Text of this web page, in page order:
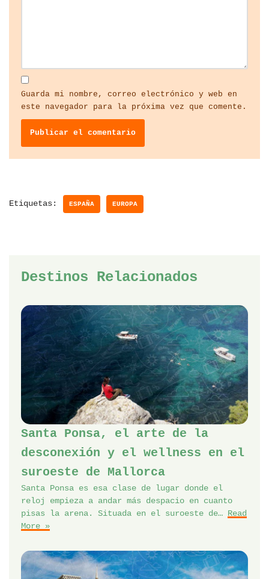
Guarda mi nombre, correo electrónico y web en
este navegador para la próxima vez que comente.
Etiquetas: ESPAÑA EUROPA
Destinos Relacionados
Santa Ponsa, el arte de la
desconexión y el wellness en el
suroeste de Mallorca
Santa Ponsa es esa clase de lugar donde el
reloj empieza a andar más despacio en cuanto
pisas la arena. Situada en el suroeste de… Read
More »